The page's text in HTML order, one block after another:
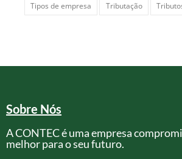
Tipos de empresa
Tributação
Sobre Nós
A CONTEC é uma empresa
melhor para o seu futuro.